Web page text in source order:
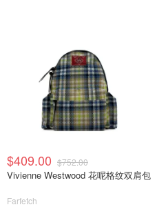
$409.00 $752.00
Vivienne Westwood 花呢格纹双肩包
Farfetch